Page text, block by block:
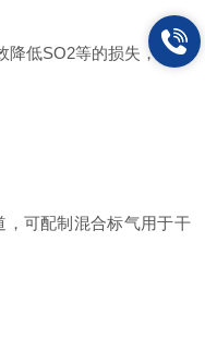
降低SO2等的损失，消除
，可配制混合标气用于干